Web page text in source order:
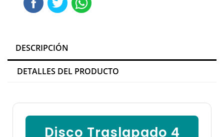
DESCRIPCIÓN
DETALLES DEL PRODUCTO
Disco Traslapado 4